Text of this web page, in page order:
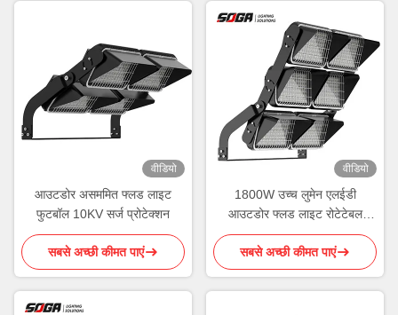
वीडियो
आउटडोर असममित फ्लड लाइट
फुटबॉल 10KV सर्ज प्रोटेक्शन
सबसे अच्छी कीमत पाएं
वीडियो
1800W उच्च लुमेन एलईडी
आउटडोर फ्लड लाइट रोटेटेबल
मॉड्यूल वायरलेस कंट्रोल
सबसे अच्छी कीमत पाएं